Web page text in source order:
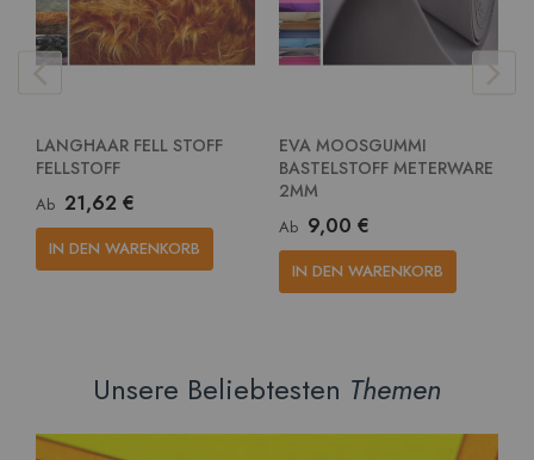
LANGHAAR FELL STOFF
FELLSTOFF
Ab 21,62 €
IN DEN WARENKORB
EVA MOOSGUMMI
BASTELSTOFF METERWARE
2MM
Ab 9,00 €
IN DEN WARENKORB
Unsere Beliebtesten Themen